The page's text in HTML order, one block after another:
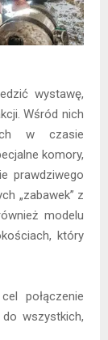
wystawę,
Wśród nich
w czasie
komory,
prawdziwego
„zabawek” z
modelu
który
połączenie
wszystkich,